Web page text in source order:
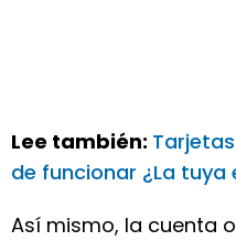
Lee también:
de funcionar ¿La tuya
Así mismo, la cuenta